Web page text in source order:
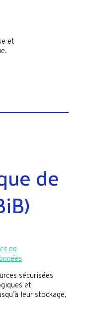
et
de
en
sécurisées
et
leur stockage,